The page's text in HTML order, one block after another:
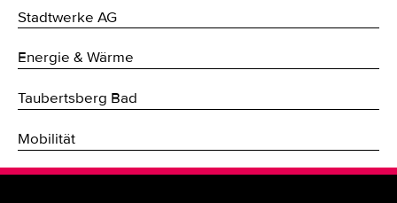
Stadtwerke AG
Energie & Wärme
Taubertsberg Bad
Mobilität